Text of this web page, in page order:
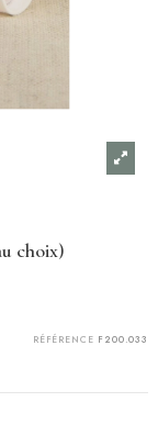
choix)
RÉFÉRENCE F200.033